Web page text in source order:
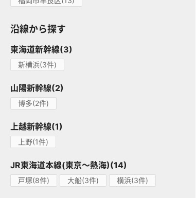
沿線から探す
東海道新幹線(3)
新横浜(3件)
山陽新幹線(2)
博多(2件)
上越新幹線(1)
上野(1件)
JR東海道本線(東京～熱海)(14)
戸塚(8件) 大船(3件) 横浜(3件)